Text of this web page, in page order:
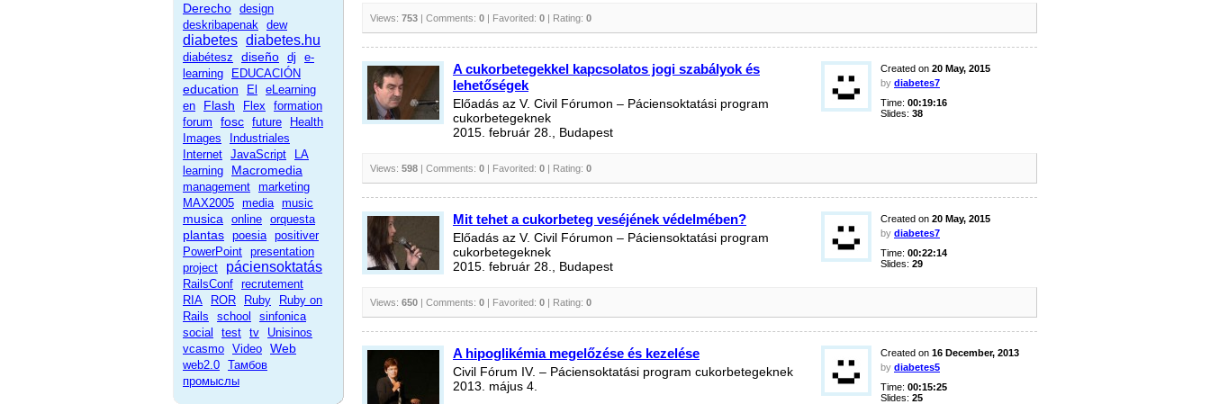
Derecho design
deskribapenak dew
diabetes diabetes.hu
diabétesz diseño dj
e-
learning
EDUCACIÓN
education El
eLearning
en
Flash Flex
formation
forum
fosc future
Health
Images
Industriales
Internet JavaScript
LA
learning
Macromedia
management marketing
MAX2005 media music
musica online orquesta
plantas poesia positiver
PowerPoint presentation
project
páciensoktatás
RailsConf recrutement
RIA
ROR Ruby
Ruby on
Rails
school
sinfonica
social
test tv
Unisinos
vcasmo Video Web
web2.0 Тамбов
промыслы
Views: 753 | Comments: 0 | Favorited: 0 | Rating: 0
A cukorbetegekkel kapcsolatos jogi szabályok és
lehetőségek
Előadás az V. Civil Fórumon – Páciensoktatási program
cukorbetegeknek
2015. február 28., Budapest
Created on 20 May, 2015
by diabetes7
Time: 00:19:16
Slides: 38
Views: 598 | Comments: 0 | Favorited: 0 | Rating: 0
Mit tehet a cukorbeteg veséjének védelmében?
Előadás az V. Civil Fórumon – Páciensoktatási program
cukorbetegeknek
2015. február 28., Budapest
Created on 20 May, 2015
by diabetes7
Time: 00:22:14
Slides: 29
Views: 650 | Comments: 0 | Favorited: 0 | Rating: 0
A hipoglikémia megelőzése és kezelése
Civil Fórum IV. – Páciensoktatási program cukorbetegeknek
2013. május 4.
Created on 16 December, 2013
by diabetes5
Time: 00:15:25
Slides: 25